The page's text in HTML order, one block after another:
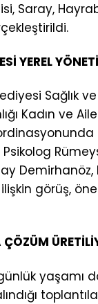
Saray,
YEREL
Sağlık
Kadın ve
Demirhanöz,
görüş,
yaşamı